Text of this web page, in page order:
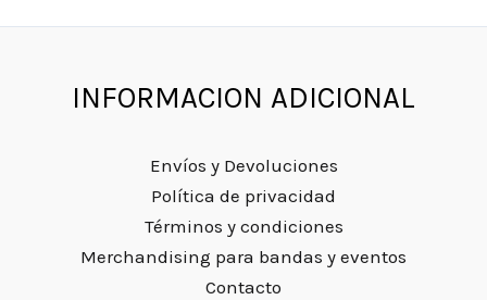
INFORMACION ADICIONAL
Envíos y Devoluciones
Política de privacidad
Términos y condiciones
Merchandising para bandas y eventos
Contacto